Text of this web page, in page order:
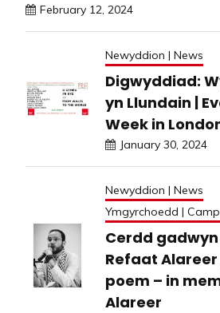
February 12, 2024
Newyddion | News
Digwyddiad:
yn Llundain |
Week in
January 30, 2024
Newyddion | News
Ymgyrchoedd |
Cerdd
Refaat
poem – in
Alareer